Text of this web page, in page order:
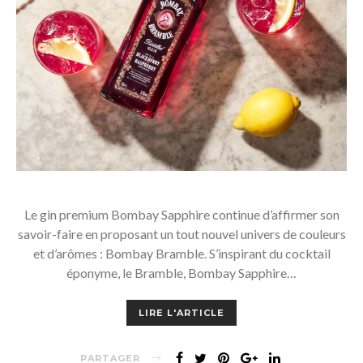
Le gin premium Bombay Sapphire continue d’affirmer son
savoir-faire en proposant un tout nouvel univers de couleurs
et d’arômes : Bombay Bramble. S’inspirant du cocktail
éponyme, le Bramble, Bombay Sapphire…
LIRE L'ARTICLE
PARTAGER